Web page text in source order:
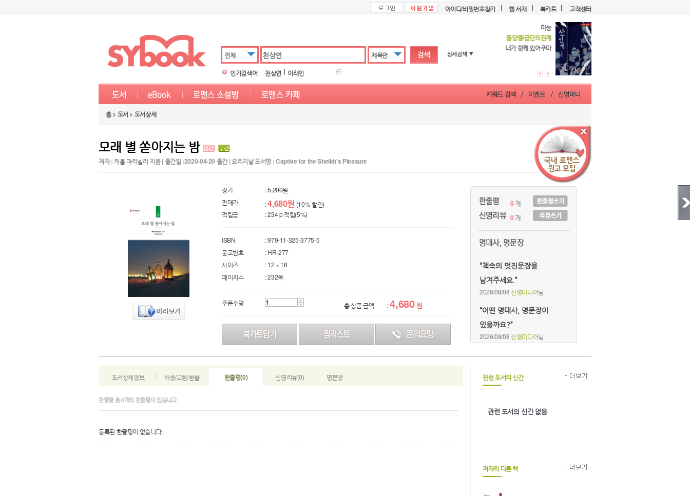
아이디/비밀번호찾기 웹 서재 북카트 고객센터
전체
제목만
인기검색어
천상연 이래인
마뇽
동양풍/금단의관계
내가 함께 있어주마
홈 > 도서 > 도서상세
모래 별 쏟아지는 밤
저자 : 캐롤 마리넬리 지음 | 출간일 :2020-04-20 출간 | 오리지날 도서명 : Captive for the Sheikh's Pleasure
정가 :5,200원
판매가
:4,680원 (10% 할인)
적립금
: 234 p 적립(5%)
ISBN
: 979-11-325-3775-5
문고번호
: HR-277
사이즈
: 12 × 18
페이지수
: 232쪽
주문수량 총 상품 금액 :4,680원
0개
0개
“책속의 멋진문장을
남겨주세요.”
2026/08/08신영미디어님
“어떤 명대사, 명문장이
있을까요?”
2026/08/08신영미디어님
도서상세정보 배송/교환/환불 한줄평(0) 신영리뷰(0) 명문장
한줄평 총0개의 한줄평이 있습니다.
등록된 한줄평이 없습니다.
관련 도서의 신간
관련 도서의 신간 없음
저자의 다른 책